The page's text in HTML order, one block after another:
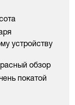
устройству
обзор
покатой